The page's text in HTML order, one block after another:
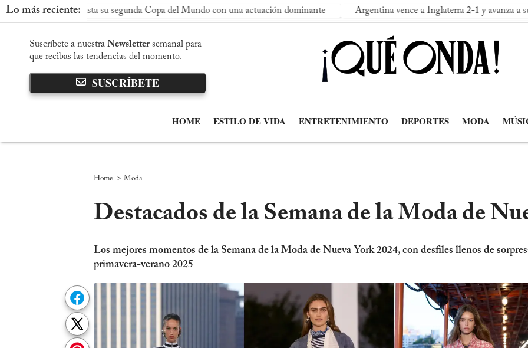
Lo más reciente:
su segunda Copa del Mundo con una actuación dominante Argentina vence a Inglaterra 2-1 y avanza a su segunda
Suscríbete a nuestra Newsletter semanal para
que recibas las tendencias del momento.
SUSCRÍBETE
HOME ESTILO DE VIDA ENTRETENIMIENTO DEPORTES MODA
Home > Moda
Destacados de la Semana de la Moda de
Los mejores momentos de la Semana de la Moda de Nueva York 2024, con desfiles llenos de
primavera-verano 2025